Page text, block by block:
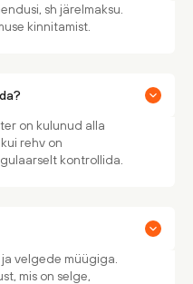
sh järelmaksu.
kinnitamist.
on kulunud alla
rehv on
kontrollida.
velgede müügiga.
mis on selge,